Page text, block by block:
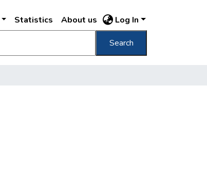
Statistics About us Log In
Search